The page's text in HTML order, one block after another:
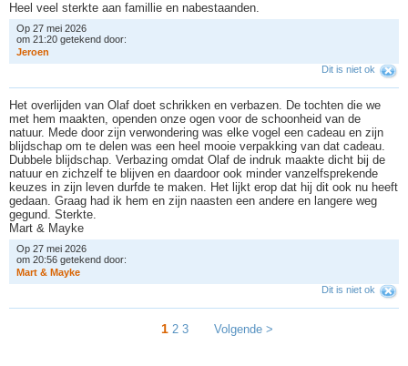
Heel veel sterkte aan famillie en nabestaanden.
Op 27 mei 2026
om 21:20 getekend door:
Jeroen
Dit is niet ok
Het overlijden van Olaf doet schrikken en verbazen. De tochten die we
met hem maakten, openden onze ogen voor de schoonheid van de
natuur. Mede door zijn verwondering was elke vogel een cadeau en zijn
blijdschap om te delen was een heel mooie verpakking van dat cadeau.
Dubbele blijdschap. Verbazing omdat Olaf de indruk maakte dicht bij de
natuur en zichzelf te blijven en daardoor ook minder vanzelfsprekende
keuzes in zijn leven durfde te maken. Het lijkt erop dat hij dit ook nu heeft
gedaan. Graag had ik hem en zijn naasten een andere en langere weg
gegund. Sterkte.
Mart & Mayke
Op 27 mei 2026
om 20:56 getekend door:
Mart & Mayke
Dit is niet ok
1 2 3 Volgende >